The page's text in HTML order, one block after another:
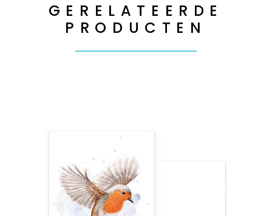
GERELATEERDE
PRODUCTEN